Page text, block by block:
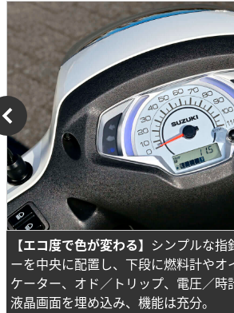
【エコ度で色が変わる】 シンプルな指
ーを中央に配置し、下段に燃料計やオ
ケーター、オド／トリップ、電圧／時
液晶画面を埋め込み、機能は充分。